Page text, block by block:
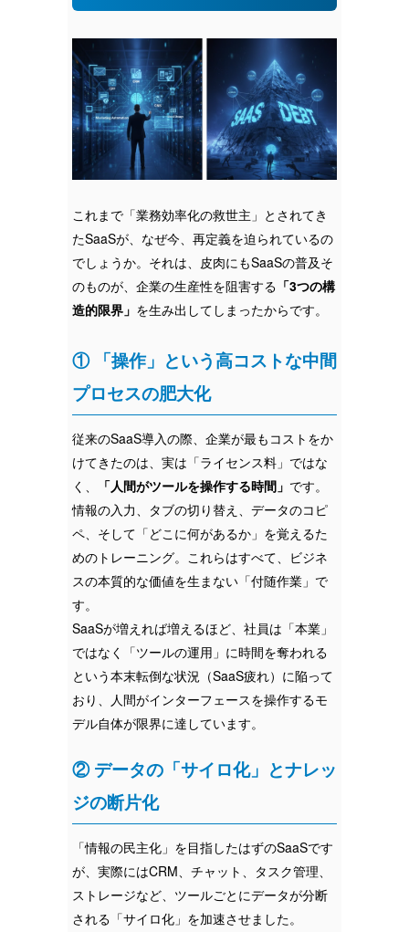
これまで「業務効率化の救世主」とされてき
たSaaSが、なぜ今、再定義を迫られているの
でしょうか。それは、皮肉にもSaaSの普及そ
のものが、企業の生産性を阻害する 「3つの構
造的限界」 を生み出してしまったからです。
① 「操作」という高コストな中間
プロセスの肥大化
従来のSaaS導入の際、企業が最もコストをか
けてきたのは、実は「ライセンス料」ではな
く、
「人間がツールを操作する時間」 です。
情報の入力、タブの切り替え、データのコピ
ペ、そして「どこに何があるか」を覚えるた
めのトレーニング。これらはすべて、ビジネ
スの本質的な価値を生まない「付随作業」で
す。
SaaSが増えれば増えるほど、社員は「本業」
ではなく「ツールの運用」に時間を奪われる
という本末転倒な状況（SaaS疲れ）に陥って
おり、人間がインターフェースを操作するモ
デル自体が限界に達しています。
② データの「サイロ化」とナレッ
ジの断片化
「情報の民主化」を目指したはずのSaaSです
が、実際にはCRM、チャット、タスク管理、
ストレージなど、ツールごとにデータが分断
される「サイロ化」を加速させました。